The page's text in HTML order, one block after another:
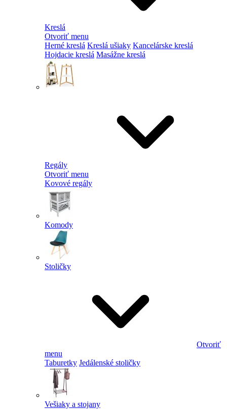
Kreslá
Otvoriť menu
Herné kreslá Kreslá ušiaky Kancelárske kreslá
Hojdacie kreslá Masážne kreslá
Regály
Otvoriť menu
Kovové regály
Komody
Stoličky
Otvoriť
menu
Taburetky Jedálenské stoličky
Vešiaky a stojany